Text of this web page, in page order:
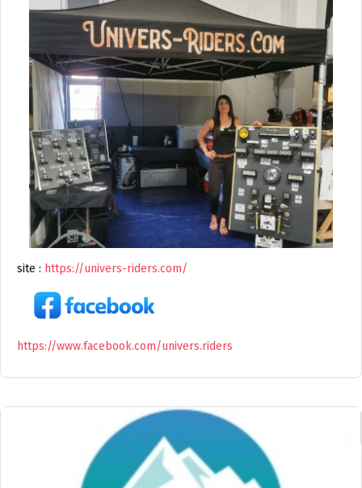
site : https://univers-riders.com/
https://www.facebook.com/univers.riders